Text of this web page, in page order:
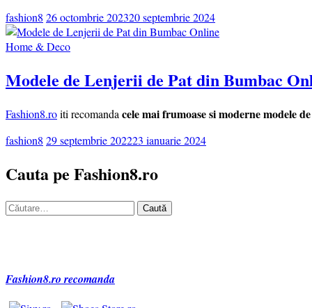
fashion8 26 octombrie 202320 septembrie 2024
Home & Deco
Modele de Lenjerii de Pat din Bumbac
Fashion8.roiti recomanda cele mai frumoase si moderne modele
fashion8 29 septembrie 202223 ianuarie 2024
Cauta pe Fashion8.ro
Caută
Fashion8.ro recomanda